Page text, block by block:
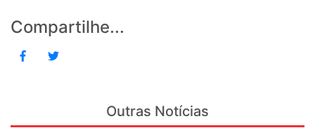
Compartilhe...
Outras Notícias